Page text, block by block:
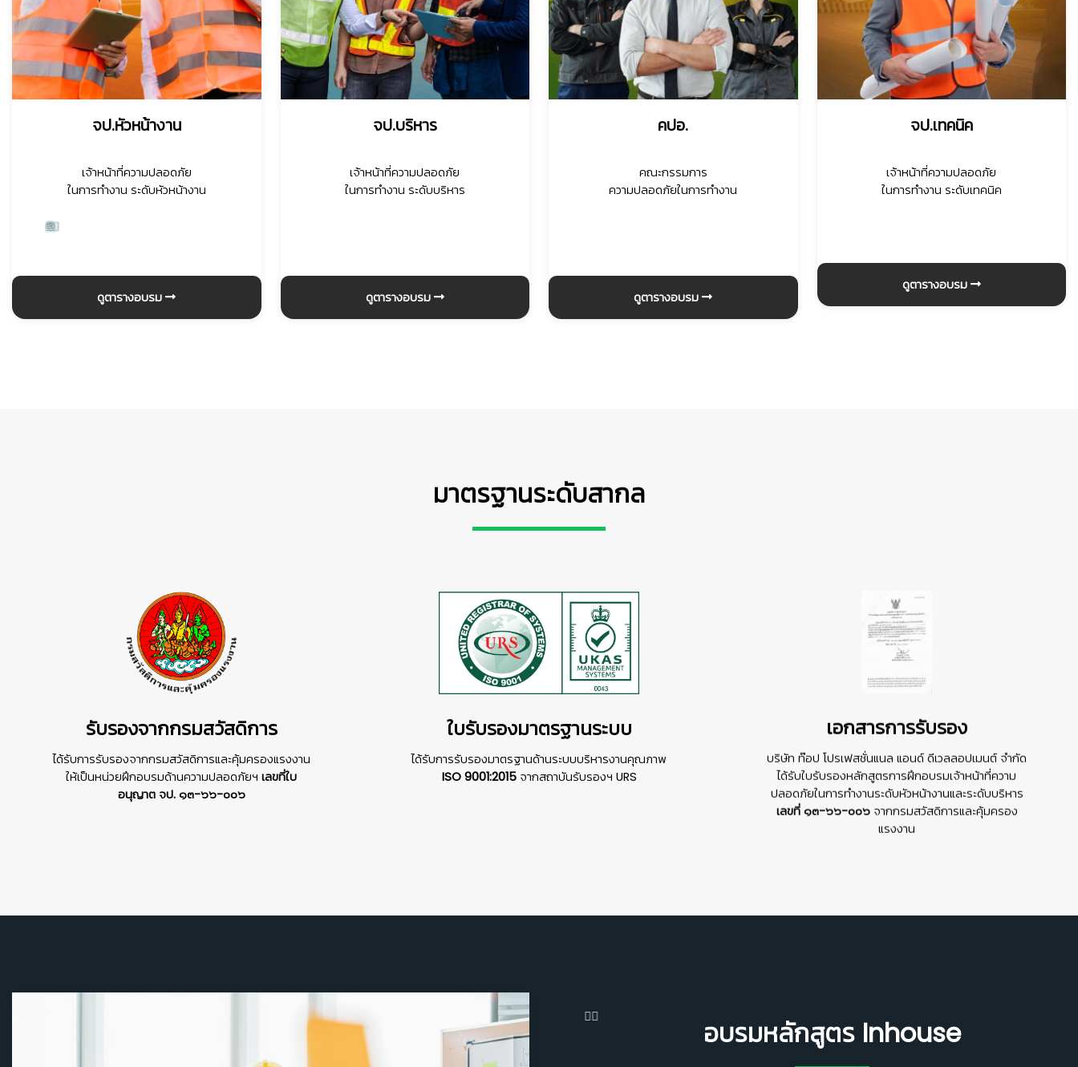
🦺
จป.หัวหน้างาน
เจ้าหน้าที่ความปลอดภัย
ในการทำงาน ระดับหัวหน้างาน
ดูตารางอบรม
จป.บริหาร
เจ้าหน้าที่ความปลอดภัย
ในการทำงาน ระดับบริหาร
ดูตารางอบรม
คปอ.
คณะกรรมการ
ความปลอดภัยในการทำงาน
ดูตารางอบรม
จป.เทคนิค
เจ้าหน้าที่ความปลอดภัย
ในการทำงาน ระดับเทคนิค
ดูตารางอบรม
มาตรฐานระดับสากล
รับรองจากกรมสวัสดิการ
ได้รับการรับรองจากกรมสวัสดิการและคุ้มครองแรงงาน
ให้เป็นหน่วยฝึกอบรมด้านความปลอดภัยฯ เลขที่ใบ
อนุญาต จป. ๑๓-๖๖-๐๐๖
ใบรับรองมาตรฐานระบบ
ได้รับการรับรองมาตรฐานด้านระบบบริหารงานคุณภาพ
ISO 9001:2015 จากสถาบันรับรองฯ URS
เอกสารการรับรอง
บริษัท ท๊อป โปรเฟสชั่นแนล แอนด์ ดีเวลลอปเมนต์ จํากัด
ได้รับใบรับรองหลักสูตรการฝึกอบรมเจ้าหน้าที่ความ
ปลอดภัยในการทำงานระดับหัวหน้างานและระดับบริหาร
เลขที่ ๑๓-๖๖-๐๐๖ จากกรมสวัสดิการและคุ้มครอง
แรงงาน
อบรมหลักสูตร Inhouse